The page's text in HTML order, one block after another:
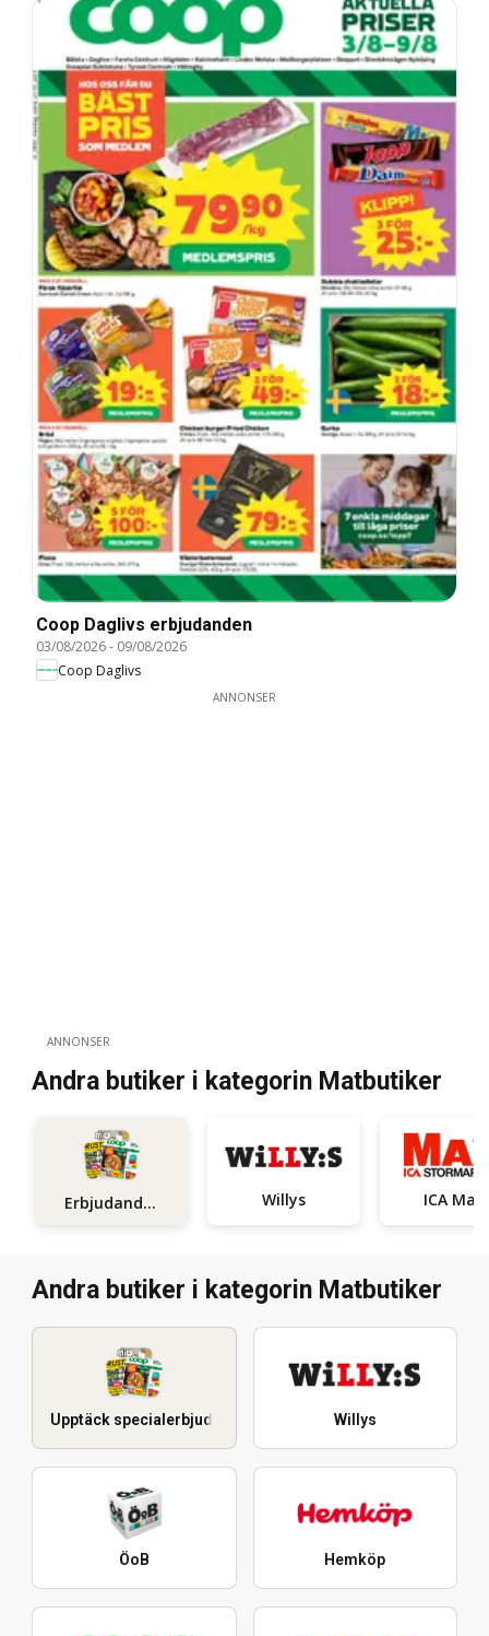
Coop Daglivs erbjudanden
03/08/2026- 09/08/2026
Coop Daglivs
ANNONSER
ANNONSER
Andra butiker i kategorin Matbutiker
Erbjudanden Willys ICA Maxi
Andra butiker i kategorin Matbutiker
Upptäck specialerbjudanden Willys
ÖoB Hemköp